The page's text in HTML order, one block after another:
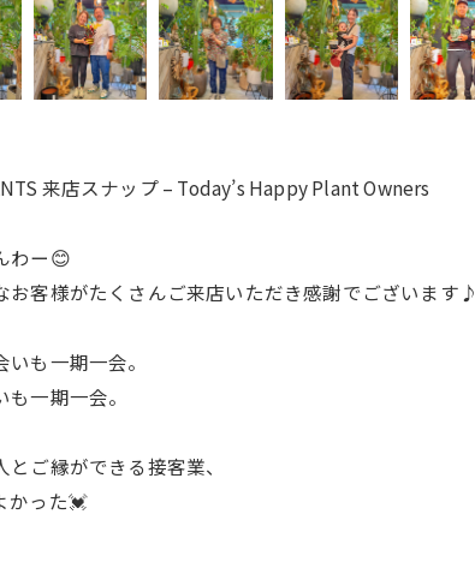
来店スナップ – Today’s Happy Plant Owners
わー😊
お客様がたくさんご来店いただき感謝でございます♪
も一期一会。
一期一会。
とご縁ができる接客業、
かった💓